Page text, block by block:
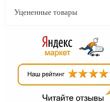
Уцененные товары